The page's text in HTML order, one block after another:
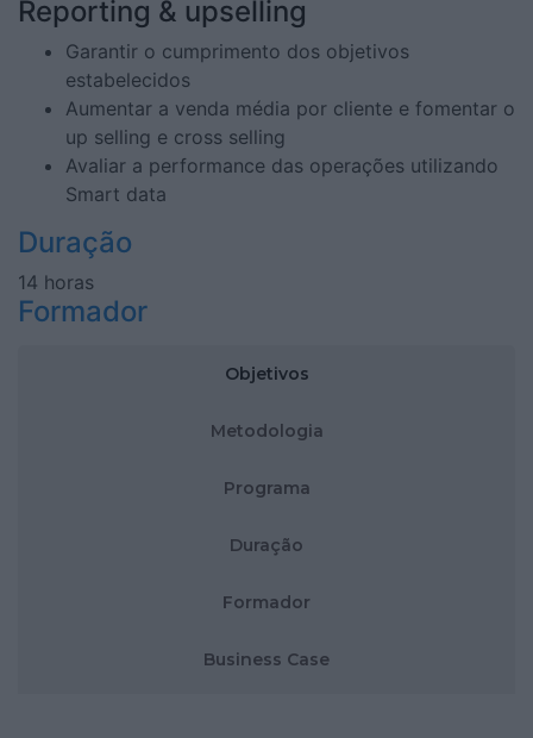
Reporting & upselling
Garantir o cumprimento dos objetivos
estabelecidos
Aumentar a venda média por cliente e fomentar o
up selling e cross selling
Avaliar a performance das operações utilizando
Smart data
Duração
14 horas
Formador
Objetivos
Metodologia
Programa
Duração
Formador
Business Case